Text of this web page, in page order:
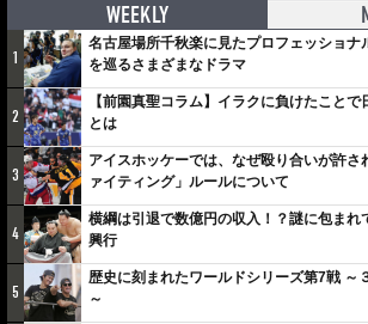
WEEKLY
1
名古屋場所千秋楽に見たプロフェッショナ
を巡るさまざまなドラマ
2
【前園真聖コラム】イラクに負けたこと
とは
3
アイスホッケーでは、なぜ殴り合いが許
ァイティング」ルールについて
4
横綱は引退で数億円の収入！？謎に包まれ
興行
5
歴史に刻まれたワールドシリーズ第7戦 ～
～